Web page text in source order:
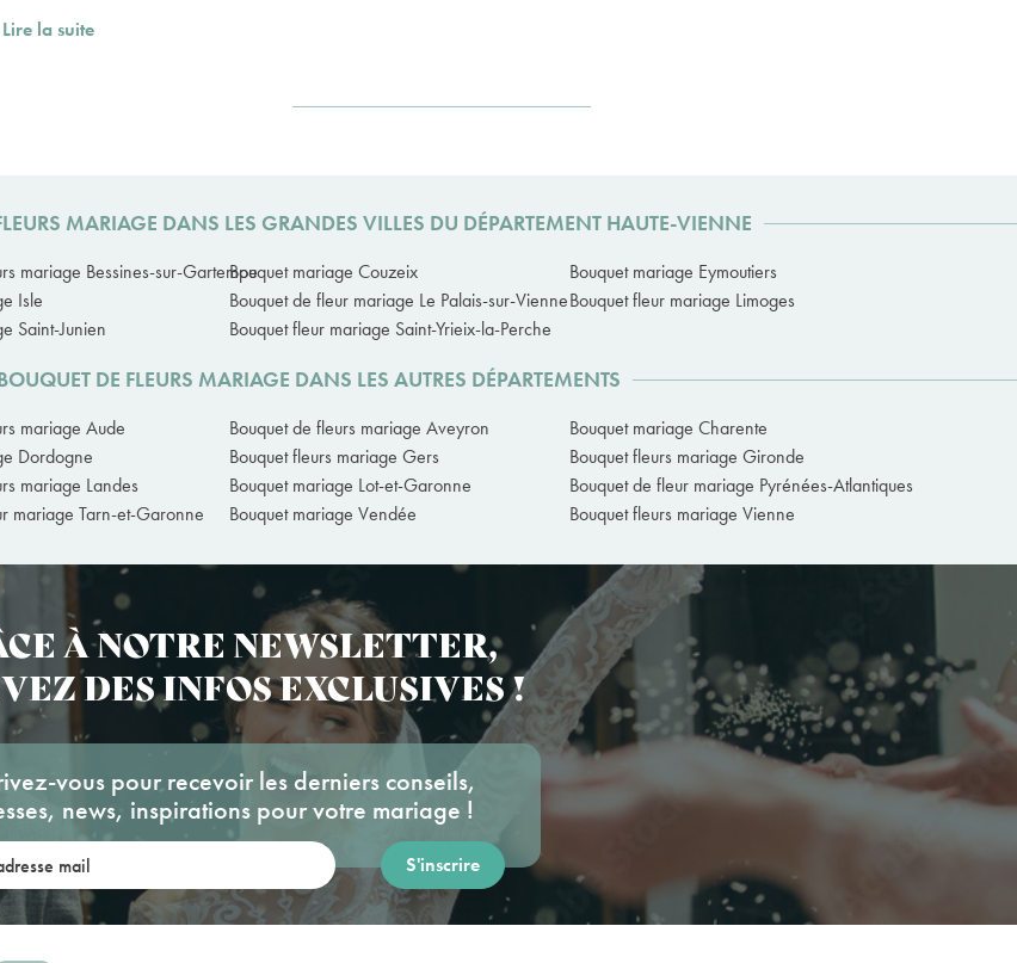
Lire la suite
MARIAGE DANS LES GRANDES VILLES DU DÉPARTEMENT HAUTE-VIENNE
mariage Bessines-sur-GartempeBouquet mariage Couzeix
Bouquet mariage Eymoutiers
Isle Bouquet de fleur mariage Le Palais-sur-VienneBouquet fleur mariage Limoges
Saint-Junien Bouquet fleur mariage Saint-Yrieix-la-Perche
DE FLEURS MARIAGE DANS LES AUTRES DÉPARTEMENTS
mariage Aude Bouquet de fleurs mariage Aveyron
Bouquet mariage Charente
Dordogne Bouquet fleurs mariage Gers
Bouquet fleurs mariage Gironde
mariage Landes Bouquet mariage Lot-et-Garonne
Bouquet de fleur mariage Pyrénées-Atlantiques
mariage Tarn-et-Garonne Bouquet mariage Vendée Bouquet fleurs mariage Vienne
À NOTRE NEWSLETTER,
DES INFOS EXCLUSIVES !
vous pour recevoir les derniers conseils,
news, inspirations pour votre mariage !
mail: